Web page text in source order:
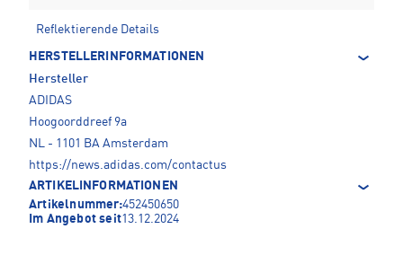
Reflektierende Details
HERSTELLERINFORMATIONEN
Hersteller
ADIDAS
Hoogoorddreef 9a
NL - 1101 BA Amsterdam
https://news.adidas.com/contactus
ARTIKELINFORMATIONEN
Artikelnummer:452450650
Im Angebot seit13.12.2024